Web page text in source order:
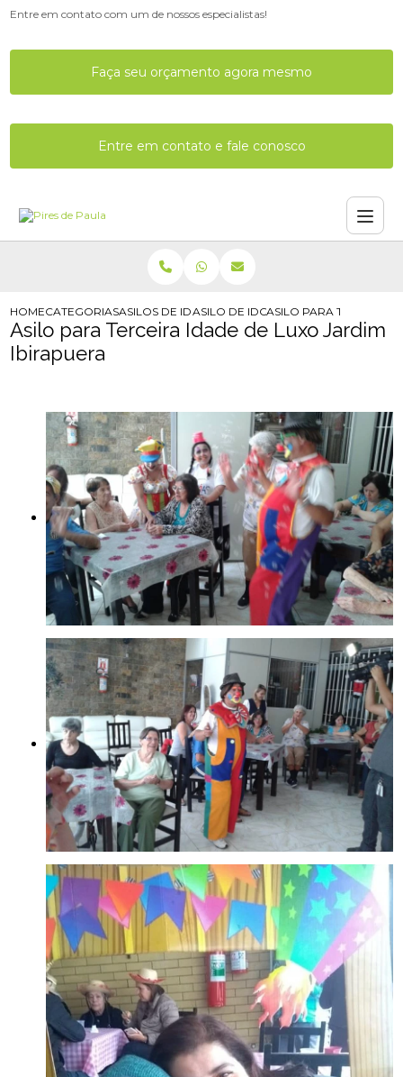
Entre em contato com um de nossos especialistas!
Faça seu orçamento agora mesmo
Entre em contato e fale conosco
HOMECATEGORIASASILOS DE IDOSOSASILO DE IDOSO COM MEDICOS
ASILO PARA TERCEIRA
Asilo para Terceira Idade de Luxo Jardim
Ibirapuera